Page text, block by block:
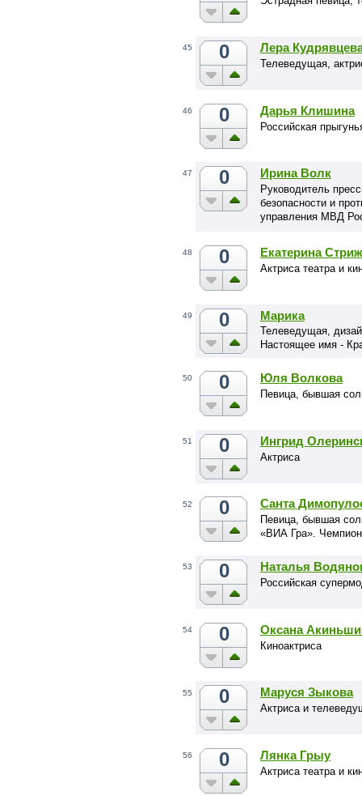
45 0 Лера
Телеведущая,
46 0 Дарья Клишина
Российская
47 0 Ирина Волк
Руководитель
безопасности и
управления МВД
48 0 Екатерина
Актриса театра и
49 0 Марика
Телеведущая,
Настоящее имя -
50 0 Юля Волкова
Певица, бывшая
51 0 Ингрид
Актриса
52 0 Санта
Певица, бывшая
«ВИА Гра».
53 0 Наталья
Российская
54 0 Оксана
Киноактриса
55 0 Маруся Зыкова
Актриса и
56 0 Лянка Грыу
Актриса театра и